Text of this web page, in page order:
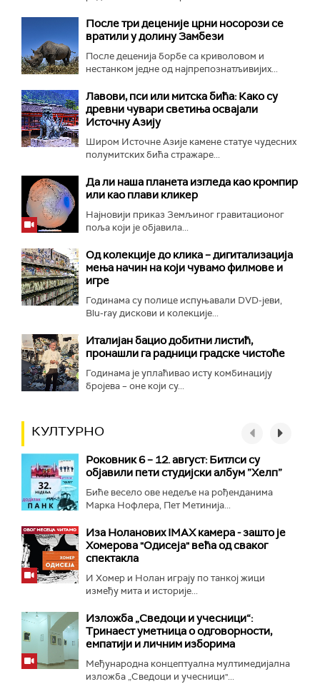
После три деценије црни носорози се
вратили у долину Замбези
После деценија борбе са криволовом и
нестанком једне од најпрепознатљивијих...
Лавови, пси или митска бића: Како су
древни чувари светиња освајали
Источну Азију
Широм Источне Азије камене статуе чудесних
полумитских бића стражаре...
Да ли наша планета изгледа као кромпир
или као плави кликер
Најновији приказ Земљиног гравитационог
поља који је објавила...
Од колекције до клика – дигитализација
мења начин на који чувамо филмове и
игре
Годинама су полице испуњавали DVD-јеви,
Blu-ray дискови и колекције...
Италијан бацио добитни листић,
пронашли га радници градске чистоће
Годинама је уплаћивао исту комбинацију
бројева – оне који су...
КУЛТУРНО
Роковник 6 – 12. август: Битлси су
објавили пети студијски албум ”Хелп”
Биће весело ове недеље на рођенданима
Марка Нофлера, Пет Метинија...
Иза Ноланових IMAX камера - зашто је
Хомерова "Одисеја" већа од сваког
спектакла
И Хомер и Нолан играју по танкој жици
између мита и историје...
Изложба „Сведоци и учесници“:
Тринаест уметница о одговорности,
емпатији и личним изборима
Међународна концептуална мултимедијална
изложба „Сведоци и учесници"...